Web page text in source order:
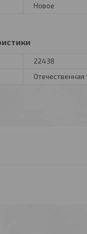
Новое
22438
Отечественная